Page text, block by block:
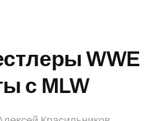
WWE
с MLW